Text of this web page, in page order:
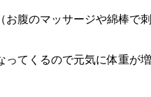
腹のマッサージや綿棒で刺
ってくるので元気に体重